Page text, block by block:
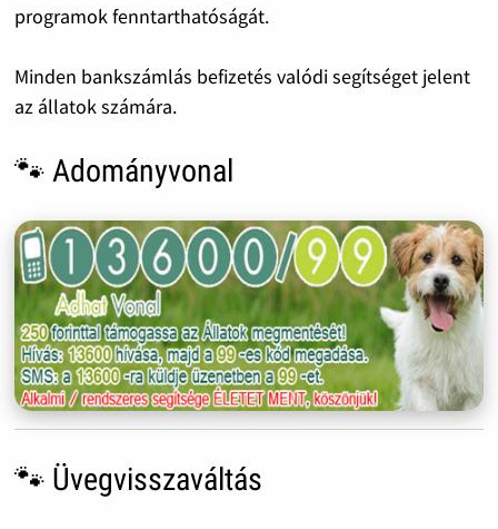
programok fenntarthatóságát.
Minden bankszámlás befizetés valódi segítséget jelent
az állatok számára.
🐾 Adományvonal
🐾 Üvegvisszaváltás